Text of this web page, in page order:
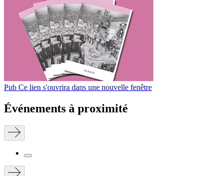
Pub Ce lien s'ouvrira dans une nouvelle fenêtre
Événements à proximité